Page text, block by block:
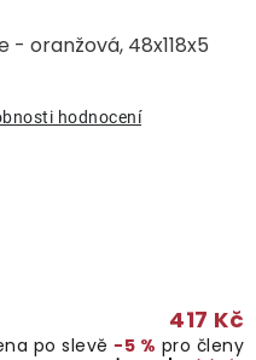
oranžová, 48x118x5
hodnocení
417 Kč
po slevě −5 % pro členy